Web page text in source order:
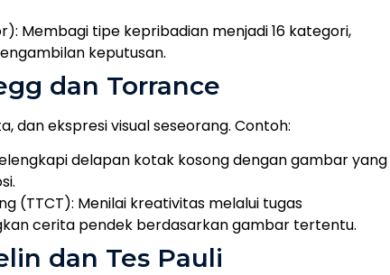
Membagi tipe kepribadian menjadi 16 kategori,
keputusan.
dan Torrance
dan ekspresi visual seseorang. Contoh:
delapan kotak kosong dengan gambar yang
(TTCT): Menilai kreativitas melalui tugas
cerita pendek berdasarkan gambar tertentu.
dan Tes Pauli